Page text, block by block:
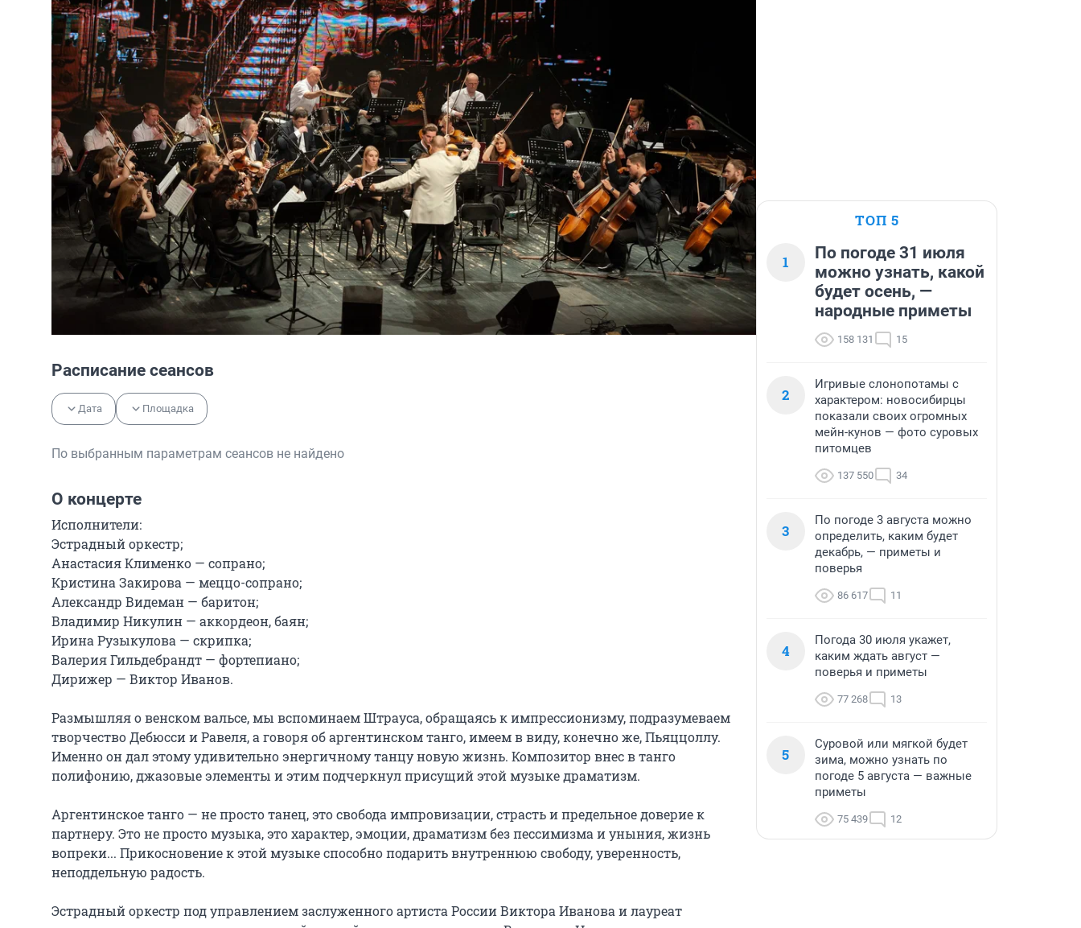
Расписание сеансов
Дата Площадка
По выбранным параметрам сеансов не найдено
О концерте
Исполнители:
Эстрадный оркестр;
Анастасия Клименко — сопрано;
Кристина Закирова — меццо-сопрано;
Александр Видеман — баритон;
Владимир Никулин — аккордеон, баян;
Ирина Рузыкулова — скрипка;
Валерия Гильдебрандт — фортепиано;
Дирижер — Виктор Иванов.
Размышляя о венском вальсе, мы вспоминаем Штрауса, обращаясь к импрессионизму, подразумеваем
творчество Дебюсси и Равеля, а говоря об аргентинском танго, имеем в виду, конечно же, Пьяццоллу.
Именно он дал этому удивительно энергичному танцу новую жизнь. Композитор внес в танго
полифонию, джазовые элементы и этим подчеркнул присущий этой музыке драматизм.
Аргентинское танго — не просто танец, это свобода импровизации, страсть и предельное доверие к
партнеру. Это не просто музыка, это характер, эмоции, драматизм без пессимизма и уныния, жизнь
вопреки... Прикосновение к этой музыке способно подарить внутреннюю свободу, уверенность,
неподдельную радость.
Эстрадный оркестр под управлением заслуженного артиста России Виктора Иванова и лауреат
ТОП 5
1
По погоде 31 июля
можно узнать, какой
будет осень, —
народные приметы
158 131 15
2
Игривые слонопотамы с
характером: новосибирцы
показали своих огромных
мейн-кунов — фото суровых
питомцев
137 550 34
3
По погоде 3 августа можно
определить, каким будет
декабрь, — приметы и
поверья
86 617 11
4
Погода 30 июля укажет,
каким ждать август —
поверья и приметы
77 268 13
5
Суровой или мягкой будет
зима, можно узнать по
погоде 5 августа — важные
приметы
75 439 12